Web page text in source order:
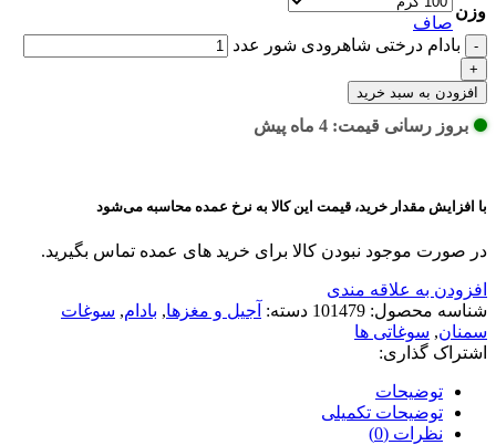
وزن
صاف
بادام درختی شاهرودی شور عدد
افزودن به سبد خرید
بروز رسانی قیمت: 4 ماه پیش
با افزایش مقدار خرید، قیمت این کالا به نرخ عمده محاسبه می‌شود
در صورت موجود نبودن کالا برای خرید های عمده تماس بگیرید.
افزودن به علاقه مندی
شناسه محصول: 101479 دسته: آجیل و مغزها, بادام, سوغات
سمنان, سوغاتی ها
اشتراک گذاری:
توضیحات
توضیحات تکمیلی
نظرات (0)